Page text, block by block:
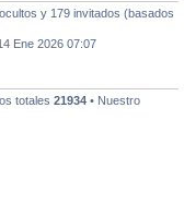
y 179 invitados (basados
Ene 2026 07:07
totales 21934 • Nuestro